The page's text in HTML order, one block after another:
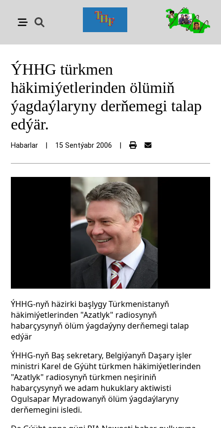
ÝHHG türkmen
häkimiýetlerinden ölümiň
ýagdaýlaryny derňemegi talap
edýär.
Habarlar 15 Sentýabr 2006
ÝHHG-nyň häzirki başlygy Türkmenistanyň
häkimiýetlerinden "Azatlyk" radiosynyň
habarçysynyň ölüm ýagdaýyny derňemegi talap
edýär
ÝHHG-nyň Baş sekretary, Belgiýanyň Daşary işler
ministri Karel de Gýüht türkmen häkimiýetlerinden
"Azatlyk" radiosynyň türkmen neşiriniň
habarçysynyň we adam hukuklary aktiwisti
Ogulsapar Myradowanyň ölüm ýagdaýlaryny
derňemegini isledi.